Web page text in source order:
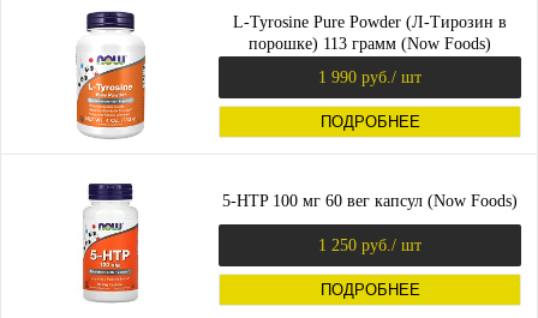
L-Tyrosine Pure Powder (Л-Тирозин в
порошке) 113 грамм (Now Foods)
1 990 руб. / шт
ПОДРОБНЕЕ
5-HTP 100 мг 60 вег капсул (Now Foods)
1 250 руб. / шт
ПОДРОБНЕЕ